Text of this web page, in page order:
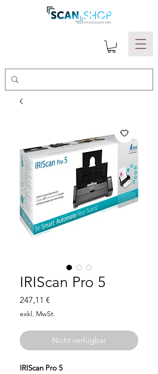
IRIScan Pro 5
247,11 €Preis
exkl. MwSt.
Nicht verfügbar
IRIScan Pro 5